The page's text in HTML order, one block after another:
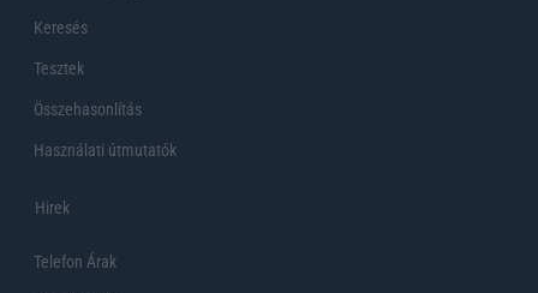
Keresés
Tesztek
Összehasonlítás
Használati útmutatók
Hirek
Telefon Árak